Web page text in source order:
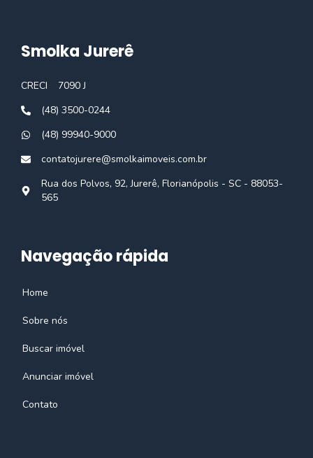
Smolka Jurerê
CRECI
7090 J
(48) 3500-0244
(48) 99940-9000
contatojurere@smolkaimoveis.com.br
Rua dos Polvos, 92, Jurerê, Florianópolis - SC - 88053-
565
Navegação rápida
Home
Sobre nós
Buscar imóvel
Anunciar imóvel
Contato